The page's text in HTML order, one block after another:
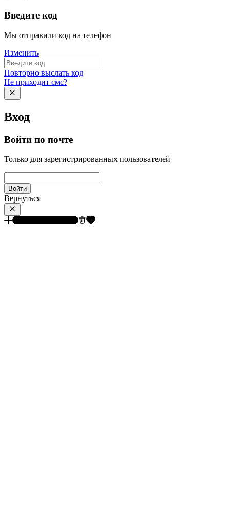
Введите код
Мы отправили код на телефон
Изменить
Повторно выслать код
Не приходит смс?
Вход
Войти по почте
Только для зарегистрированных пользователей
Войти
Вернуться